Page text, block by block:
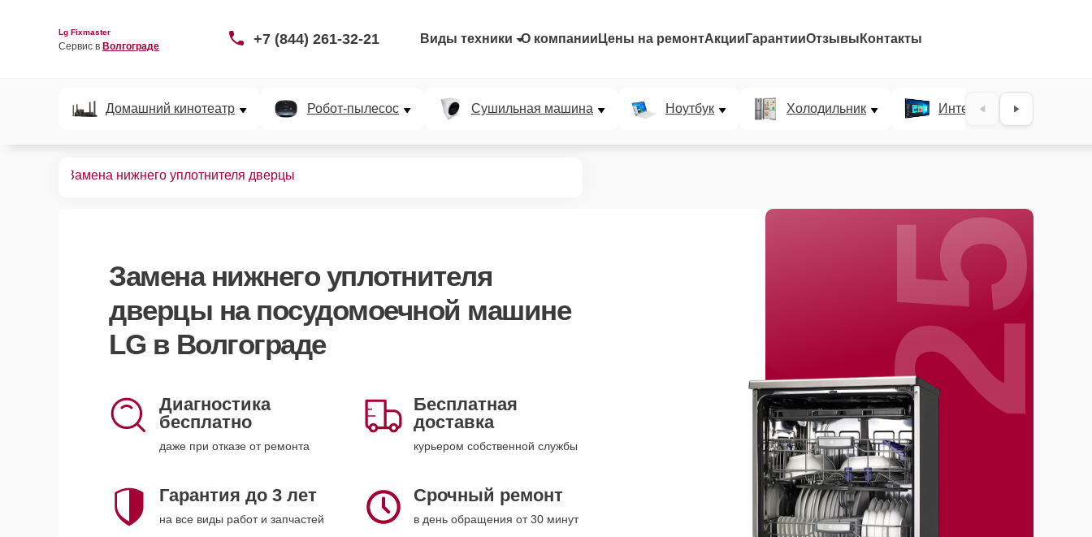
Lg Fixmaster
Сервис в Волгограде +7 (844) 261-32-21 Виды техники О компании Цены на ремонтАкции ГарантииОтзывы Контакты
Домашний кинотеатр Робот-пылесос Сушильная машина Ноутбук Холодильник Интерактивные панели
Замена нижнего уплотнителя дверцы
Замена нижнего уплотнителя
дверцы на посудомоечной машине
LG в Волгограде
Диагностика
бесплатно
даже при отказе от ремонта
Бесплатная
доставка
курьером собственной службы
Гарантия до 3 лет
на все виды работ и запчастей
Срочный ремонт
в день обращения от 30 минут
25%